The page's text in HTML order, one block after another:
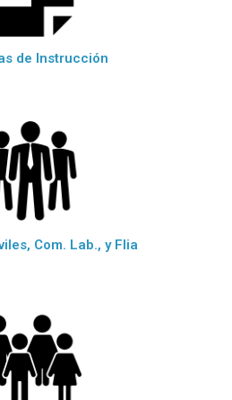
de Instrucción
Com. Lab., y Flia